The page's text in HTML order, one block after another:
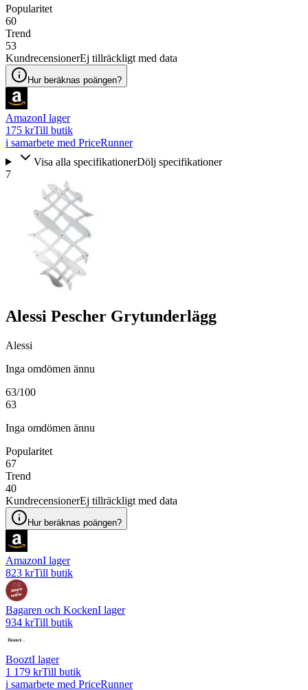
Popularitet
60
Trend
53
KundrecensionerEj tillräckligt med data
Hur beräknas poängen?
AmazonI lager
175 krTill butik
i samarbete med PriceRunner
Visa alla specifikationerDölj specifikationer
7
Alessi Pescher Grytunderlägg
Alessi
Inga omdömen ännu
63/100
63
Inga omdömen ännu
Popularitet
67
Trend
40
KundrecensionerEj tillräckligt med data
Hur beräknas poängen?
AmazonI lager
823 krTill butik
Bagaren och KockenI lager
934 krTill butik
BooztI lager
1 179 krTill butik
i samarbete med PriceRunner